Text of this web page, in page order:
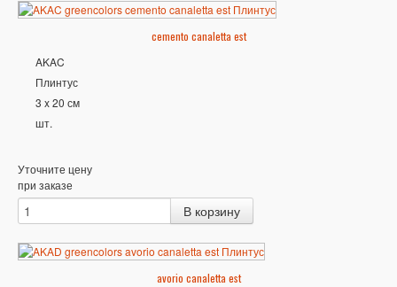
cemento canaletta est
AKAC
Плинтус
3 x 20 см
шт.
Уточните цену
при заказе
avorio canaletta est